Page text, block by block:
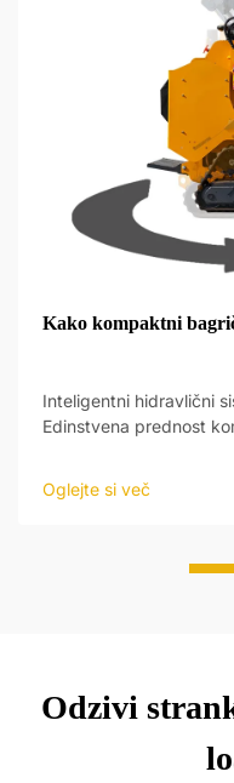
Kako kompaktni
Inteligentni hidravlični
Edinstvena prednost
ukaze operatorja ter
Oglejte si več
Odzivi